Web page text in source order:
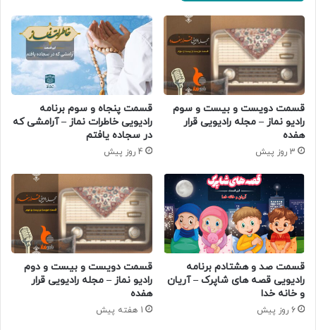
قسمت دویست و بیست و سوم
رادیو نماز – مجله رادیویی قرار
هفده
3 روز پیش
قسمت پنجاه و سوم برنامه
رادیویی خاطرات نماز – آرامشی که
در سجاده یافتم
4 روز پیش
قسمت صد و هشتادم برنامه
رادیویی قصه های شاپرک – آریان
و خانه خدا
6 روز پیش
قسمت دویست و بیست و دوم
رادیو نماز – مجله رادیویی قرار
هفده
1 هفته پیش